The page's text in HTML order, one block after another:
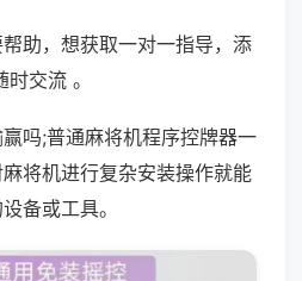
助，想获取一对一指导，添
交流 。
吗;普通麻将机程序控牌器一
将机进行复杂安装操作就能
备或工具。